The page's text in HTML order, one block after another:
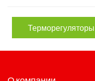
Терморегуляторы